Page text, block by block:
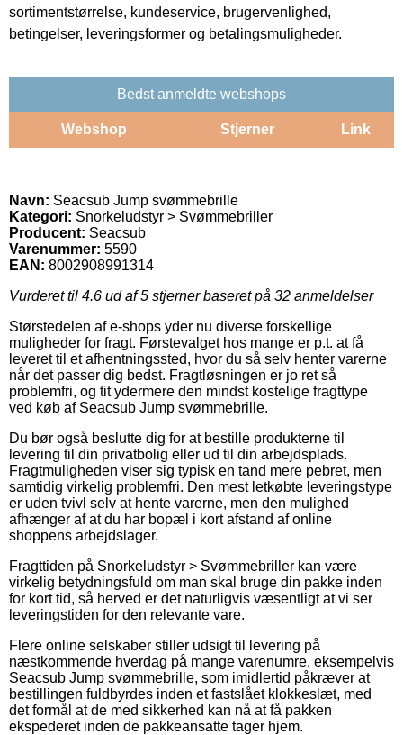
sortimentstørrelse, kundeservice, brugervenlighed,
betingelser, leveringsformer og betalingsmuligheder.
Bedst anmeldte webshops
Webshop Stjerner Link
Navn: Seacsub Jump svømmebrille
Kategori: Snorkeludstyr > Svømmebriller
Producent: Seacsub
Varenummer: 5590
EAN: 8002908991314
Vurderet til 4.6 ud af 5 stjerner baseret på 32 anmeldelser
Størstedelen af e-shops yder nu diverse forskellige
muligheder for fragt. Førstevalget hos mange er p.t. at få
leveret til et afhentningssted, hvor du så selv henter varerne
når det passer dig bedst. Fragtløsningen er jo ret så
problemfri, og tit ydermere den mindst kostelige fragttype
ved køb af Seacsub Jump svømmebrille.
Du bør også beslutte dig for at bestille produkterne til
levering til din privatbolig eller ud til din arbejdsplads.
Fragtmuligheden viser sig typisk en tand mere pebret, men
samtidig virkelig problemfri. Den mest letkøbte leveringstype
er uden tvivl selv at hente varerne, men den mulighed
afhænger af at du har bopæl i kort afstand af online
shoppens arbejdslager.
Fragttiden på Snorkeludstyr > Svømmebriller kan være
virkelig betydningsfuld om man skal bruge din pakke inden
for kort tid, så herved er det naturligvis væsentligt at vi ser
leveringstiden for den relevante vare.
Flere online selskaber stiller udsigt til levering på
næstkommende hverdag på mange varenumre, eksempelvis
Seacsub Jump svømmebrille, som imidlertid påkræver at
bestillingen fuldbyrdes inden et fastslået klokkeslæt, med
det formål at de med sikkerhed kan nå at få pakken
ekspederet inden de pakkeansatte tager hjem.